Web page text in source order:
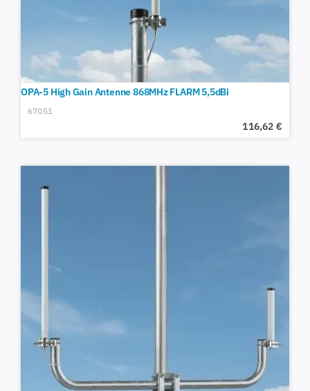
OPA-5 High Gain Antenne 868MHz FLARM 5,5dBi
67051
116,62 €